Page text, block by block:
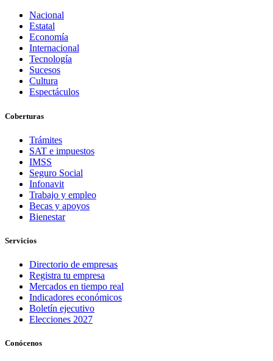
Nacional
Estatal
Economía
Internacional
Tecnología
Sucesos
Cultura
Espectáculos
Coberturas
Trámites
SAT e impuestos
IMSS
Seguro Social
Infonavit
Trabajo y empleo
Becas y apoyos
Bienestar
Servicios
Directorio de empresas
Registra tu empresa
Mercados en tiempo real
Indicadores económicos
Boletín ejecutivo
Elecciones 2027
Conócenos